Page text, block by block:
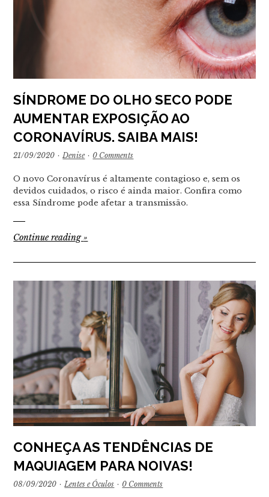
SÍNDROME DO OLHO SECO PODE
AUMENTAR EXPOSIÇÃO AO
CORONAVÍRUS. SAIBA MAIS!
21/09/2020 · Denise · 0 Comments
O novo Coronavírus é altamente contagioso e, sem os
devidos cuidados, o risco é ainda maior. Confira como
essa Síndrome pode afetar a transmissão.
Continue reading»
CONHEÇA AS TENDÊNCIAS DE
MAQUIAGEM PARA NOIVAS!
08/09/2020 · Lentes e Óculos · 0 Comments